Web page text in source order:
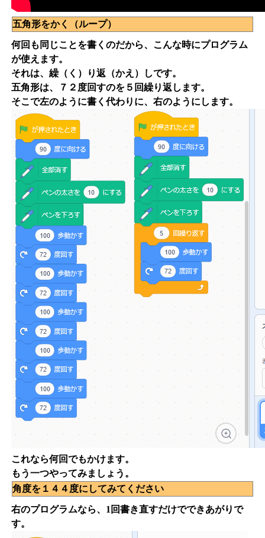
五角形をかく（ループ）
何回も同じことを書くのだから、こんな時にプログラム
が使えます。
それは、繰（く）り返（かえ）しです。
五角形は、７２度回すのを５回繰り返します。
そこで左のように書く代わりに、右のようにします。
これなら何回でもかけます。
もう一つやってみましょう。
角度を１４４度にしてみてください
右のプログラムなら、1回書き直すだけでできあがりで
す。